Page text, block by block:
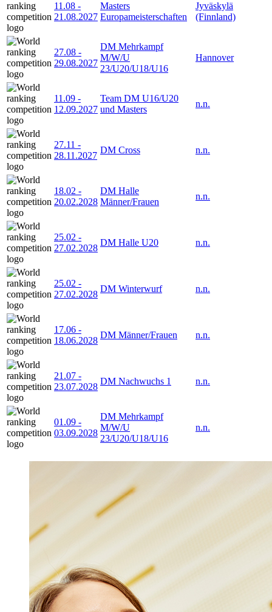
11.08 -
21.08.2027
Masters
Europameisterschaften
Jyväskylä
(Finnland)
27.08 -
29.08.2027
DM Mehrkampf
M/W/U
23/U20/U18/U16
Hannover
11.09 -
12.09.2027
Team DM U16/U20
und Masters
n.n.
27.11 -
28.11.2027
DM Cross n.n.
18.02 -
20.02.2028
DM Halle
Männer/Frauen
n.n.
25.02 -
27.02.2028
DM Halle U20 n.n.
25.02 -
27.02.2028
DM Winterwurf n.n.
17.06 -
18.06.2028
DM Männer/Frauen n.n.
21.07 -
23.07.2028
DM Nachwuchs 1 n.n.
01.09 -
03.09.2028
DM Mehrkampf
M/W/U
23/U20/U18/U16
n.n.